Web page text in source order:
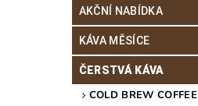
AKČNÍ NABÍDKA
KÁVA MĚSÍCE
ČERSTVÁ KÁVA
COLD BREW COFFEE